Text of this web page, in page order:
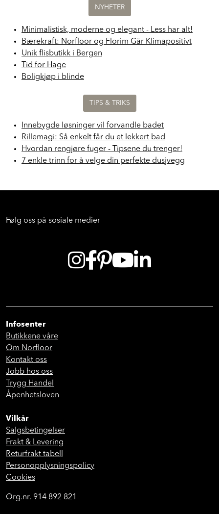
NYHETER
Minimalistisk, moderne og elegant - Less har alt!
Bærekraft: Norfloor og Florim Går Klimapositivt
Unik flisbutikk i Bergen
Tid for Hage
Boligkjøp i blinde
TIPS & TRIKS
Innebygde løsninger vil forvandle badet
Rillemagi: Så enkelt får du et lekkert bad
Hvordan rengjøre fuger - Tipsene du trenger!
7 enkle trinn for å velge din perfekte dusjvegg
Følg oss på sosiale medier
Infosenter
Butikkene våre
Om Norfloor
Kontakt oss
Jobb hos oss
Trygg Handel
Åpenhetsloven
Vilkår
Salgsbetingelser
Frakt & Levering
Returfrakt tabell
Personopplysningspolicy
Cookies
Org.nr. 914 892 821